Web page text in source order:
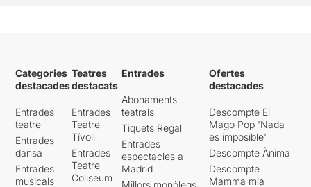
Categories
destacades
Entrades
teatre
Entrades
dansa
Entrades
musicals
Teatres
destacats
Entrades
Teatre
Tívoli
Entrades
Teatre
Coliseum
Entrades
Abonaments
teatrals
Tiquets Regal
Entrades
espectacles a
Madrid
Ofertes
destacades
Descompte El
Mago Pop 'Nada
es imposible'
Descompte Ànima
Descompte
Mamma mia